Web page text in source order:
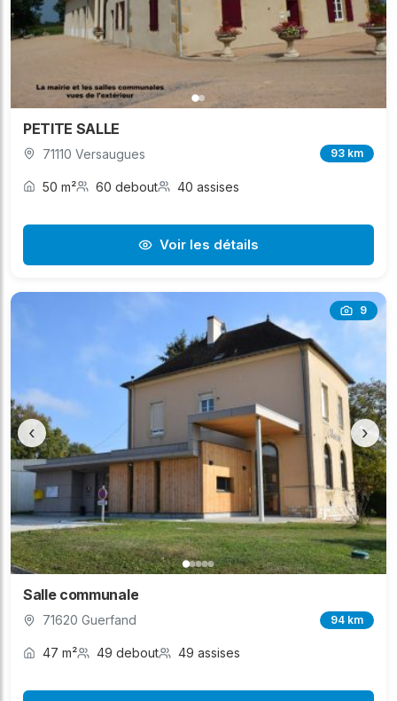
PETITE SALLE
71110 Versaugues 93 km
50 m² 60 debout 40 assises
Voir les détails
9
‹ ›
Salle communale
71620 Guerfand 94 km
47 m² 49 debout 49 assises